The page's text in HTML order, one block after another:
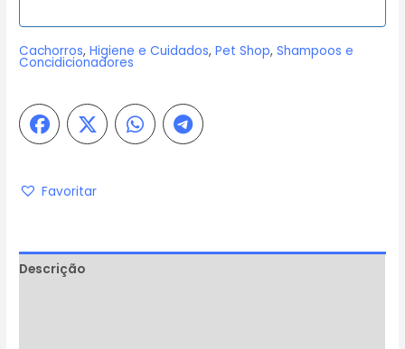
Cachorros,Higiene e Cuidados,Pet Shop,Shampoos e
Concidicionadores
Favoritar
Descrição